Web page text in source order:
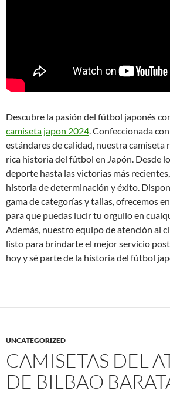
Descubre la pasión del fútbol japonés
camiseta japon 2024. Confeccionada
estándares de calidad, nuestra camiseta
rica historia del fútbol en Japón. Desde
deporte hasta las victorias más
historia de determinación y éxito.
gama de categorías y tallas, ofrecemos
para que puedas lucir tu orgullo en
Además, nuestro equipo de atención al
listo para brindarte el mejor servicio
hoy y sé parte de la historia del fútbol
UNCATEGORIZED
CAMISETAS DEL
DE BILBAO